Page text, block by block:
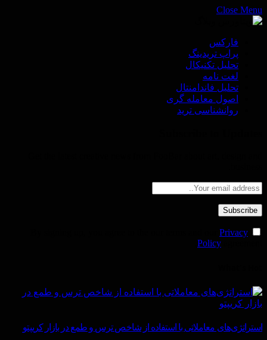
Close Menu
فاركس
پراپ تريدينگ
تحليل تكنيكال
لغت نامه
تحليل فاندامنتال
اصول معامله گرى
روانشناسى ترید
Privacy
Policy
استراتژی‌های معاملاتی با استفاده از شاخص ترس و طمع در بازار کریپتو